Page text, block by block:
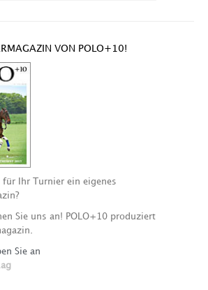
VON POLO+10!
für Ihr Turnier ein eigenes
Sie uns an! POLO+10 produziert
Sie an